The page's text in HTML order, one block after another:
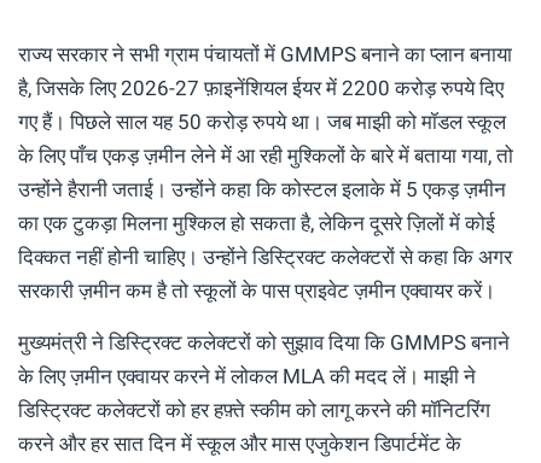
राज्य सरकार ने सभी ग्राम पंचायतों में GMMPS बनाने का प्लान बनाया
है, जिसके लिए 2026-27 फ़ाइनेंशियल ईयर में 2200 करोड़ रुपये दिए
गए हैं। पिछले साल यह 50 करोड़ रुपये था। जब माझी को मॉडल स्कूल
के लिए पाँच एकड़ ज़मीन लेने में आ रही मुश्किलों के बारे में बताया गया, तो
उन्होंने हैरानी जताई। उन्होंने कहा कि कोस्टल इलाके में 5 एकड़ ज़मीन
का एक टुकड़ा मिलना मुश्किल हो सकता है, लेकिन दूसरे ज़िलों में कोई
दिक्कत नहीं होनी चाहिए। उन्होंने डिस्ट्रिक्ट कलेक्टरों से कहा कि अगर
सरकारी ज़मीन कम है तो स्कूलों के पास प्राइवेट ज़मीन एक्वायर करें।
मुख्यमंत्री ने डिस्ट्रिक्ट कलेक्टरों को सुझाव दिया कि GMMPS बनाने
के लिए ज़मीन एक्वायर करने में लोकल MLA की मदद लें। माझी ने
डिस्ट्रिक्ट कलेक्टरों को हर हफ़्ते स्कीम को लागू करने की मॉनिटरिंग
करने और हर सात दिन में स्कूल और मास एजुकेशन डिपार्टमेंट के